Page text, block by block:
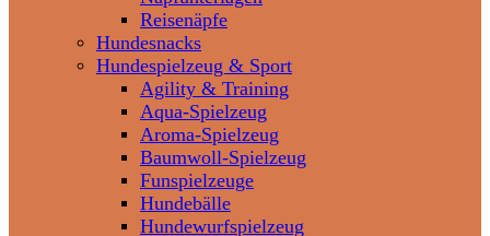
Reisenäpfe
Hundesnacks
Hundespielzeug & Sport
Agility & Training
Aqua-Spielzeug
Aroma-Spielzeug
Baumwoll-Spielzeug
Funspielzeuge
Hundebälle
Hundewurfspielzeug